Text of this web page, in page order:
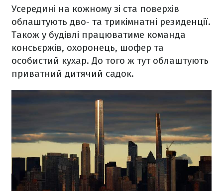
Усередині на кожному зі ста поверхів
облаштують дво- та трикімнатні резиденції.
Також у будівлі працюватиме команда
консьєржів, охоронець, шофер та
особистий кухар. До того ж тут облаштують
приватний дитячий садок.